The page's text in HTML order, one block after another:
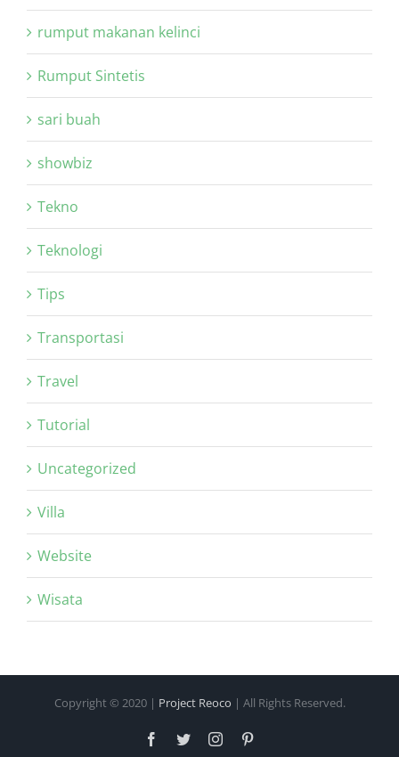
rumput makanan kelinci
Rumput Sintetis
sari buah
showbiz
Tekno
Teknologi
Tips
Transportasi
Travel
Tutorial
Uncategorized
Villa
Website
Wisata
Copyright © 2020 | Project Reoco | All Rights Reserved.
Facebook
TwitterInstagram